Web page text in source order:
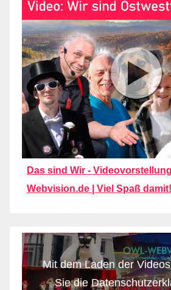
Das sind Wir -
Webvision.de | Viel Spaß damit!
Mit dem Laden der
Sie die